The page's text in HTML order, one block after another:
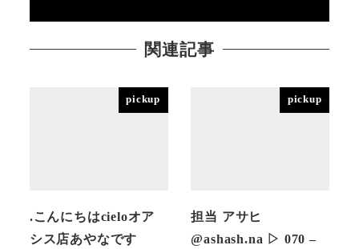
関連記事
pickup
.こんにちはcieloオア
シス店あやなです
pickup
担当 アサヒ
@ashash.na ▷ 070 –